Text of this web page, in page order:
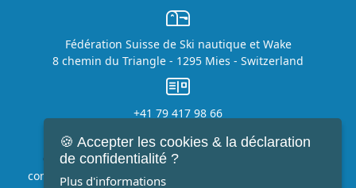
Fédération Suisse de Ski nautique et Wake
8 chemin du Triangle - 1295 Mies - Switzerland
+41 79 417 98 66
© SwissWaterski&Wake 1997-2026 -
confidentialité & Directive sur la protection des données
🍪 Accepter les cookies & la déclaration
de confidentialité ?
Plus d'informations